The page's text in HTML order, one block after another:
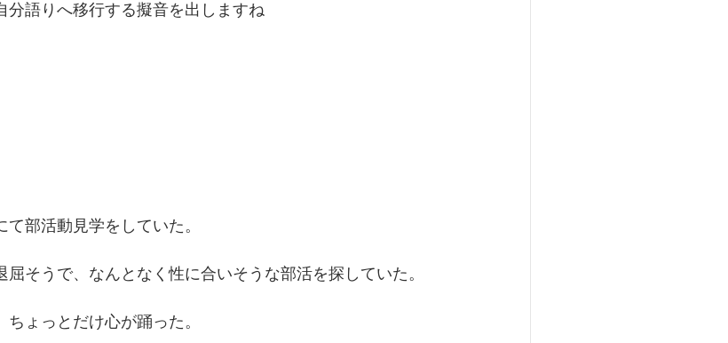
分語りへ移行する擬音を出しますね
部活動見学をしていた。
そうで、なんとなく性に合いそうな部活を探していた。
ちょっとだけ心が踊った。